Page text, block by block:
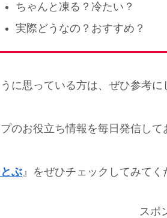
ちゃんと凍る？冷たい？
実際どうなの？おすすめ？
に思っている方は、ぜひ参考
のお役立ち情報を毎日発信して
ぶ 』をぜひチェックしてみてく
スポ